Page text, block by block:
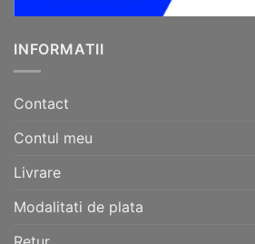
INFORMATII
Contact
Contul meu
Livrare
Modalitati de plata